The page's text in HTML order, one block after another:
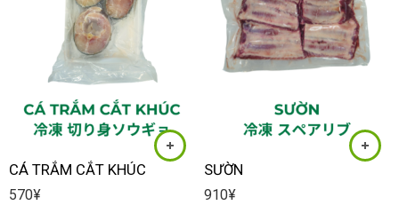
CÁ TRẮM CẮT KHÚC
570¥
SƯỜN
910¥